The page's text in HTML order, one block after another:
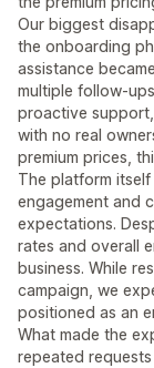
Our biggest
the onboarding
assistance
multiple follow-
proactive
with no real
premium prices,
The platform
engagement and
expectations.
rates and overall
business. While
campaign, we
positioned as an
What made the
repeated